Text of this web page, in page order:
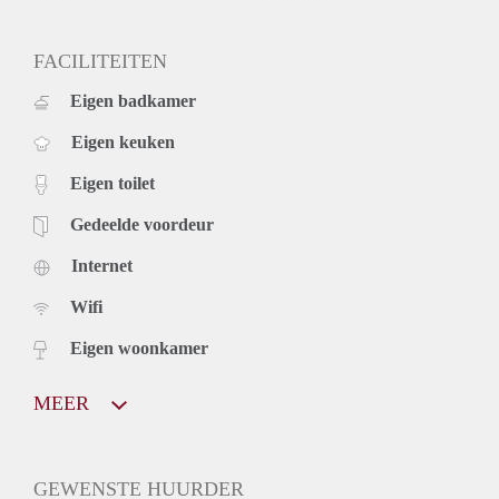
FACILITEITEN
Eigen badkamer
Eigen keuken
Eigen toilet
Gedeelde voordeur
Internet
Wifi
Eigen woonkamer
MEER
GEWENSTE HUURDER